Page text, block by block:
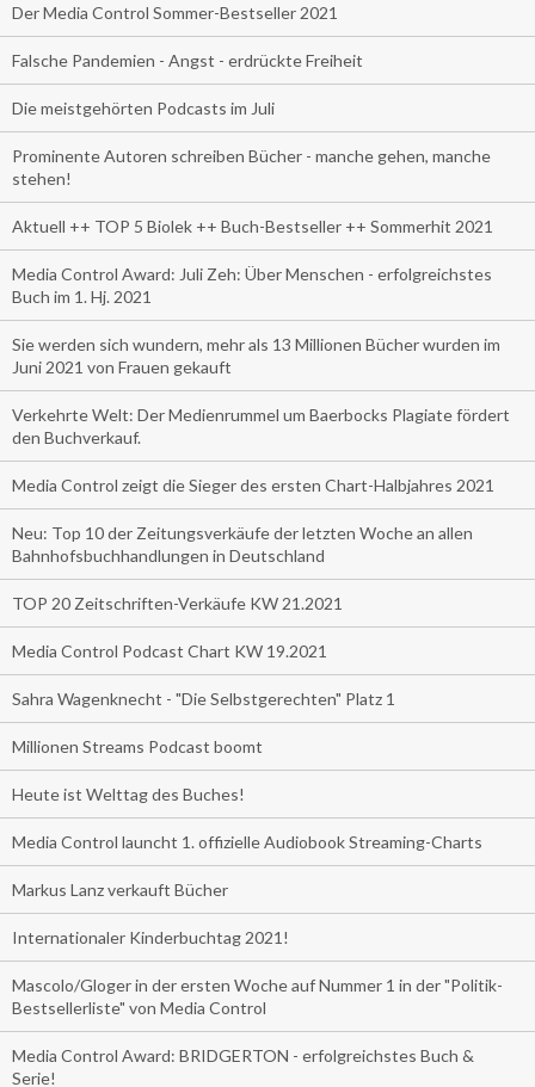
Der Media Control Sommer-Bestseller 2021
Falsche Pandemien - Angst - erdrückte Freiheit
Die meistgehörten Podcasts im Juli
Prominente Autoren schreiben Bücher - manche gehen, manche
stehen!
Aktuell ++ TOP 5 Biolek ++ Buch-Bestseller ++ Sommerhit 2021
Media Control Award: Juli Zeh: Über Menschen - erfolgreichstes
Buch im 1. Hj. 2021
Sie werden sich wundern, mehr als 13 Millionen Bücher wurden im
Juni 2021 von Frauen gekauft
Verkehrte Welt: Der Medienrummel um Baerbocks Plagiate fördert
den Buchverkauf.
Media Control zeigt die Sieger des ersten Chart-Halbjahres 2021
Neu: Top 10 der Zeitungsverkäufe der letzten Woche an allen
Bahnhofsbuchhandlungen in Deutschland
TOP 20 Zeitschriften-Verkäufe KW 21.2021
Media Control Podcast Chart KW 19.2021
Sahra Wagenknecht - "Die Selbstgerechten" Platz 1
Millionen Streams Podcast boomt
Heute ist Welttag des Buches!
Media Control launcht 1. offizielle Audiobook Streaming-Charts
Markus Lanz verkauft Bücher
Internationaler Kinderbuchtag 2021!
Mascolo/Gloger in der ersten Woche auf Nummer 1 in der "Politik-
Bestsellerliste" von Media Control
Media Control Award: BRIDGERTON - erfolgreichstes Buch &
Serie!